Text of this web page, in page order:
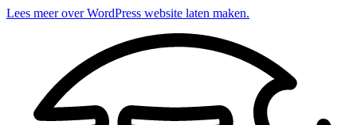
Lees meer over WordPress website laten maken.